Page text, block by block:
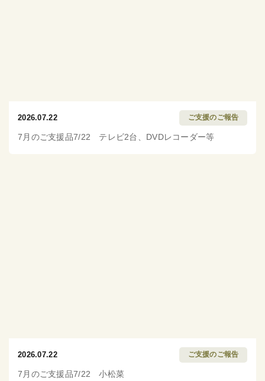
2026.07.22 ご支援のご報告
7月のご支援品7/22 テレビ2台、DVDレコーダー等
2026.07.22 ご支援のご報告
7月のご支援品7/22 小松菜